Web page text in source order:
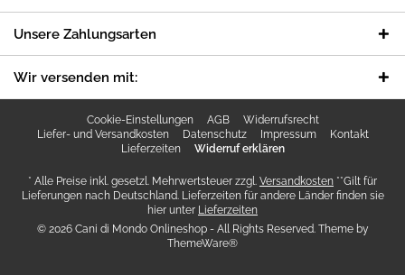
Unsere Zahlungsarten
Wir versenden mit:
Cookie-Einstellungen AGB
Widerrufsrecht
Liefer- und Versandkosten
Datenschutz Impressum
Kontakt
Lieferzeiten
Widerruf erklären
* Alle Preise inkl. gesetzl. Mehrwertsteuer zzgl. Versandkosten **Gilt für
Lieferungen nach Deutschland. Lieferzeiten für andere Länder finden sie
hier unter Lieferzeiten
© 2026 Cani di Mondo Onlineshop - All Rights Reserved. Theme by
ThemeWare®